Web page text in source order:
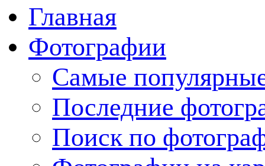
Главная
Фотографии
Cамые
Последние
Поиск по